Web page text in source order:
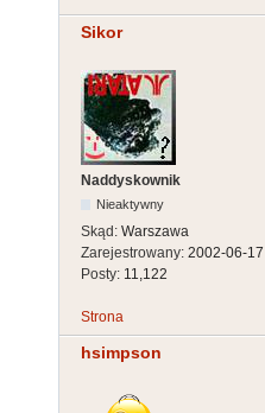
Sikor
Naddyskownik
Nieaktywny
Skąd: Warszawa
Zarejestrowany: 2002-06-17
Posty: 11,122
Strona
hsimpson